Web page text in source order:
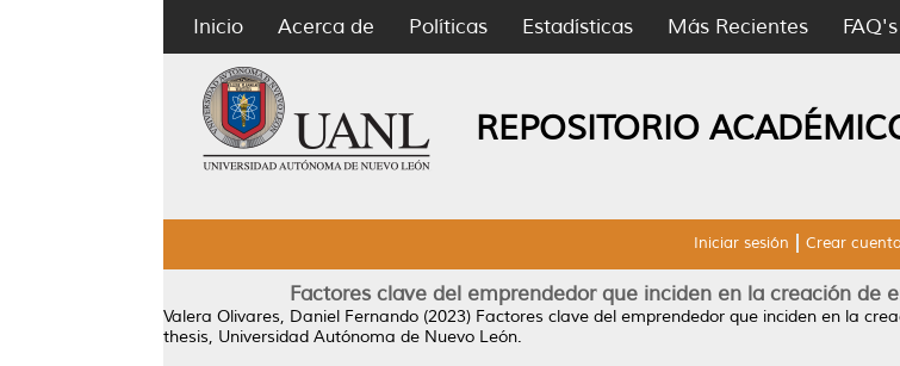
Inicio Acerca de Políticas Estadísticas Más Recientes FAQ's
REPOSITORIO
Iniciar sesión Crear cuenta
Factores clave del emprendedor que inciden en la creación de
Valera Olivares, Daniel Fernando (2023) Factores clave del emprendedor que inciden en la
thesis, Universidad Autónoma de Nuevo León.